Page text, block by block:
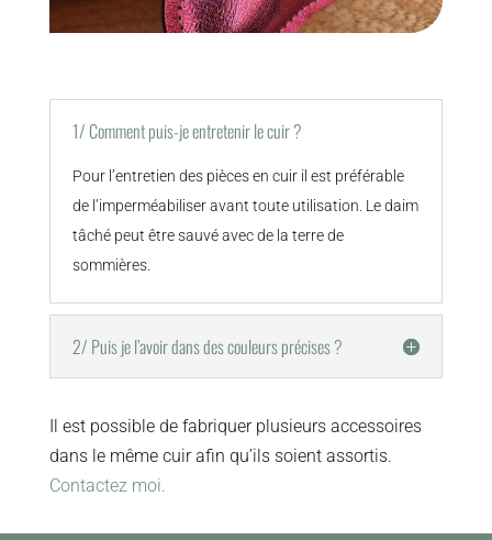
1/ Comment puis-je entretenir le cuir ?
Pour l’entretien des pièces en cuir il est préférable
de l’imperméabiliser avant toute utilisation. Le daim
tâché peut être sauvé avec de la terre de
sommières.
2/ Puis je l’avoir dans des couleurs précises ?
Il est possible de fabriquer plusieurs accessoires
dans le même cuir afin qu’ils soient assortis.
Contactez moi.